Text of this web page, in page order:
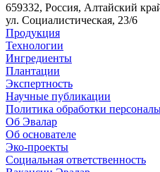
659332, Россия, Алтайский
ул. Социалистическая, 23/6
Продукция
Технологии
Ингредиенты
Плантации
Экспертность
Научные публикации
Политика обработки
Об Эвалар
Об основателе
Эко-проекты
Социальная ответственность